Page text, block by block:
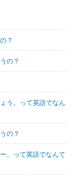
？
の？
う。って英語でなん
の？
。って英語でなんて